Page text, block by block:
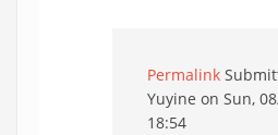
Permalink
Yuyine on Sun,
18:54